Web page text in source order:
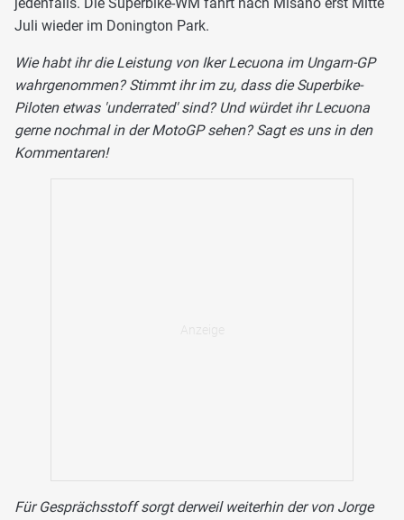
Juli wieder im Donington Park.
Wie habt ihr die Leistung von Iker Lecuona im Ungarn-GP
wahrgenommen? Stimmt ihr im zu, dass die Superbike-
Piloten etwas 'underrated' sind? Und würdet ihr Lecuona
gerne nochmal in der MotoGP sehen? Sagt es uns in den
Kommentaren!
Für Gesprächsstoff sorgt derweil weiterhin der von Jorge